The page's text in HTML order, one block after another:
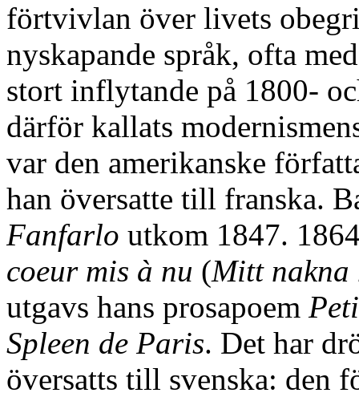
förtvivlan över livets
nyskapande språk, ofta
stort inflytande på 1800-
därför kallats
var den amerikanske
han översatte till franska.
Fanfarlo utkom 1847.
coeur mis à nu (Mitt
utgavs hans prosapoem
Spleen de Paris. Det har
översatts till svenska: den